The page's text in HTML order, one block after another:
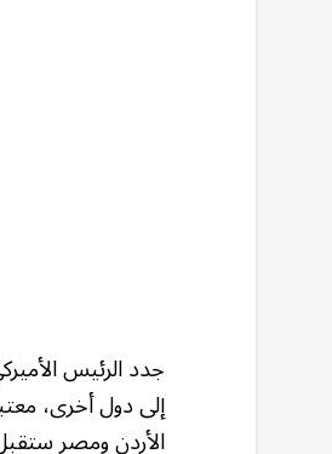
جدد الرئيس
إلى دول أخرى،
الأردن ومصر